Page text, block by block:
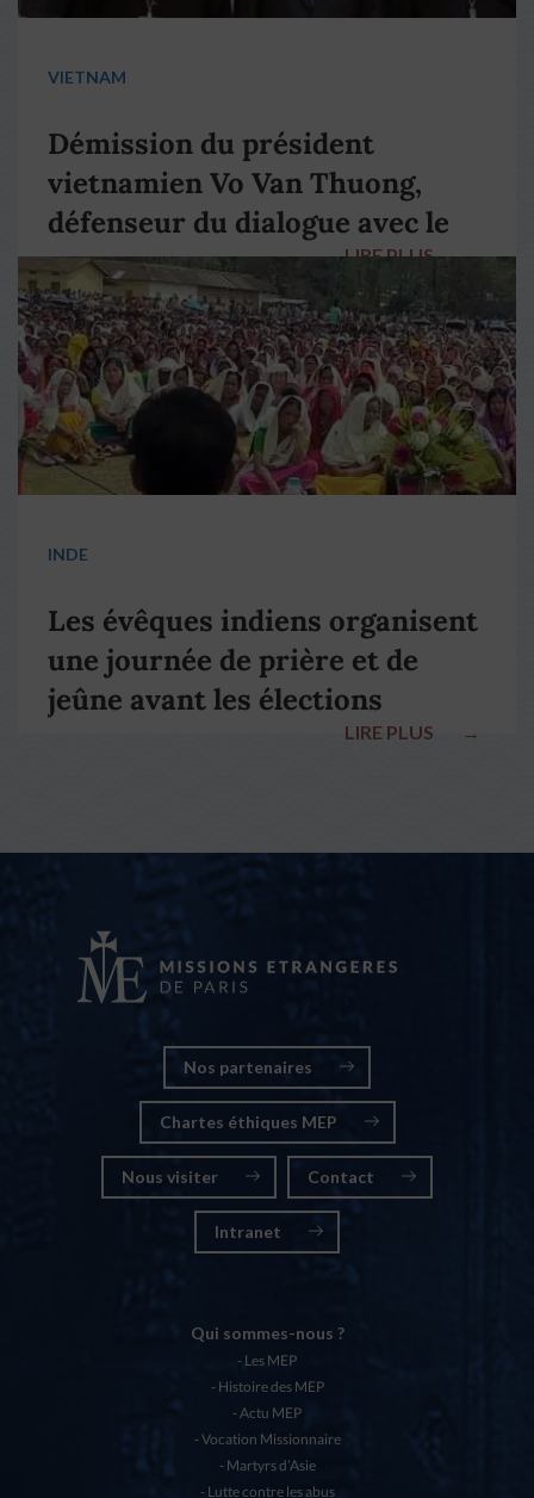
VIETNAM
Démission du président
vietnamien Vo Van Thuong,
défenseur du dialogue avec le
pape François
LIRE PLUS →
INDE
Les évêques indiens organisent
une journée de prière et de
jeûne avant les élections
LIRE PLUS →
Nos partenaires
Chartes éthiques MEP
Nous visiter Contact
Intranet
Qui sommes-nous ?
Les MEP
Histoire des MEP
Actu MEP
Vocation Missionnaire
Martyrs d’Asie
Lutte contre les abus